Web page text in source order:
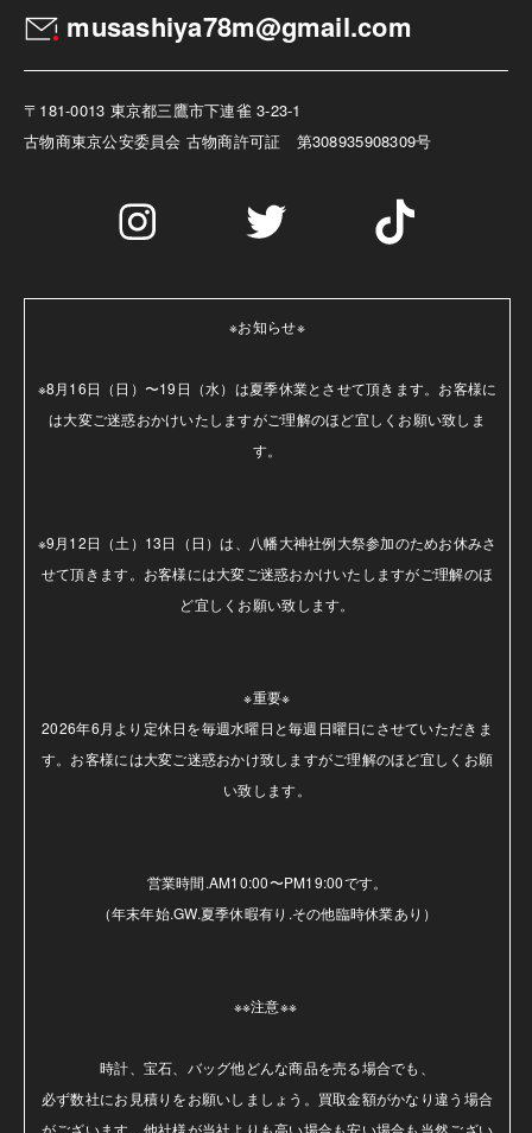
musashiya78m@gmail.com
〒181-0013 東京都三鷹市下連雀 3-23-1
古物商東京公安委員会 古物商許可証 第308935908309号
※お知らせ※
※8月16日（日）〜19日（水）は夏季休業とさせて頂きます。お客様に
は大変ご迷惑おかけいたしますがご理解のほど宜しくお願い致しま
す。
※9月12日（土）13日（日）は、八幡大神社例大祭参加のためお休みさ
せて頂きます。お客様には大変ご迷惑おかけいたしますがご理解のほ
ど宜しくお願い致します。
※重要※
2026年6月より定休日を毎週水曜日と毎週日曜日にさせていただきま
す。お客様には大変ご迷惑おかけ致しますがご理解のほど宜しくお願
い致します。
営業時間.AM10:00〜PM19:00です。
（年末年始.GW.夏季休暇有り.その他臨時休業あり）
※※注意※※
時計、宝石、バッグ他どんな商品を売る場合でも、
必ず数社にお見積りをお願いしましょう。買取金額がかなり違う場合
がございます。他社様が当社よりも高い場合も安い場合も当然ござい